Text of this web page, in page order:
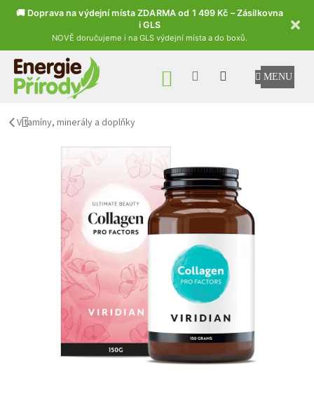
🚚 Doprava na výdejní místa ZDARMA od 1 499 Kč – Zásilkovna
i GLS
NOVĚ doručujeme i na GLS výdejní místa a do boxů.
Přejít na obsah
NÁKUPNÍ KOŠÍK
Vitamíny, minerály a doplňky